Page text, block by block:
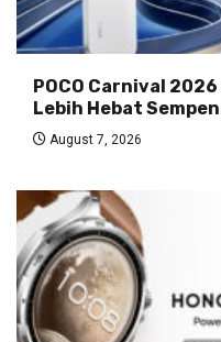
POCO Carnival
Lebih Hebat
August 7, 2026